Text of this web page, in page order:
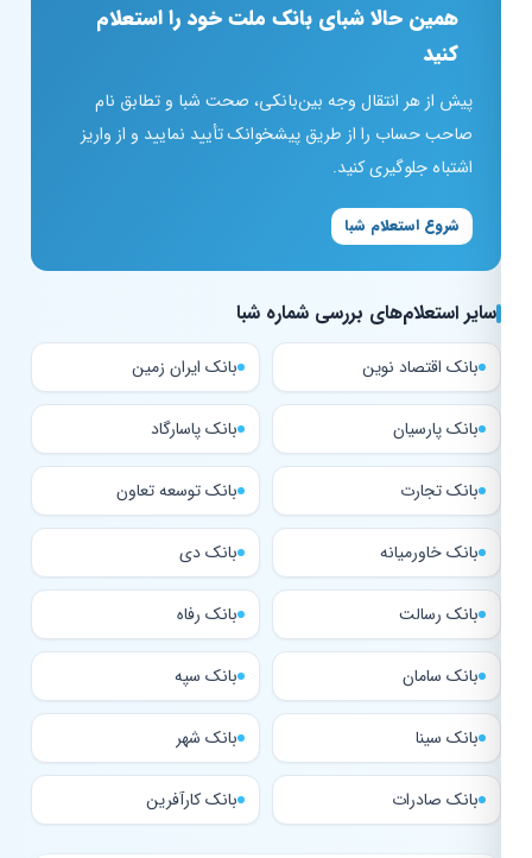
همین حالا شبای بانک ملت خود را استعلام
کنید
پیش از هر انتقال وجه بین‌بانکی، صحت شبا و تطابق نام
صاحب حساب را از طریق پیشخوانک تأیید نمایید و از واریز
اشتباه جلوگیری کنید.
شروع استعلام شبا
سایر استعلام‌های بررسی شماره شبا
بانک اقتصاد نوین بانک ایران زمین
بانک پارسیان بانک پاسارگاد
بانک تجارت بانک توسعه تعاون
بانک خاورمیانه بانک دی
بانک رسالت بانک رفاه
بانک سامان بانک سپه
بانک سینا بانک شهر
بانک صادرات بانک کارآفرین